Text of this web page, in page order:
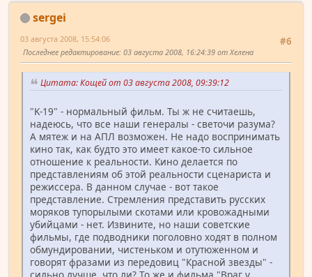
sergei
#6
03 августа 2008, 15:54:06
Последнее редактирование: 03 августа 2008, 16:24:39 от Хелена
Цитата: Кощей от 03 августа 2008, 09:39:12
"K-19" - нормальный фильм. Ты ж не считаешь,
надеюсь, что все наши генералы - светочи разума?
А мятеж и на АПЛ возможен. Не надо воспринимать
кино так, как будто это имеет какое-то сильное
отношение к реальности. Кино делается по
представлениям об этой реальности сценариста и
режиссера. В данном случае - вот такое
представление. Стремления представить русских
моряков тупорылыми скотами или кровожадными
убийцами - нет. Извините, но наши советские
фильмы, где подводники поголовно ходят в полном
обмундировании, чистеньком и отутюженном и
говорят фразами из передовиц "Красной звезды" -
сильно лучше, что ли? То же и фильма "Враг у